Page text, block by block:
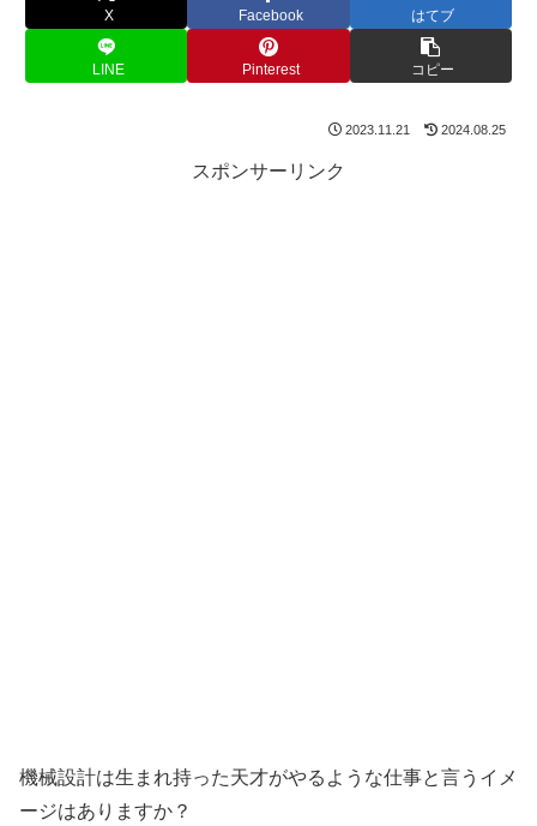
X Facebook はてブ
LINE Pinterest コピー
2023.11.21 2024.08.25
スポンサーリンク
機械設計は生まれ持った天才がやるような仕事と言うイメ
ージはありますか？